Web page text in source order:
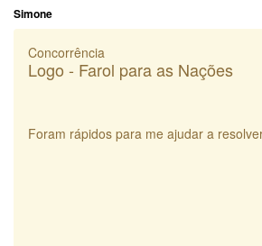
Simone
Concorrência
Logo - Farol para as Nações
Foram rápidos para me ajudar a